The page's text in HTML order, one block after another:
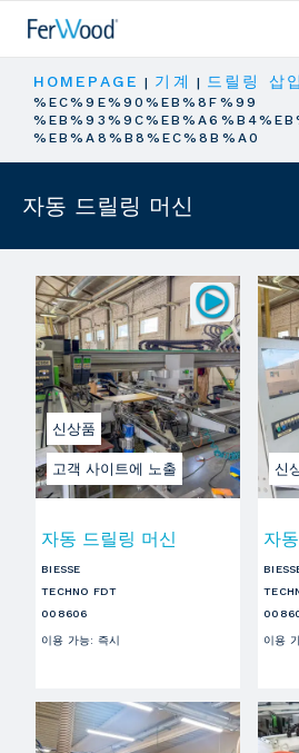
HOMEPAGE | 기계 | 드릴링 삽
%EC%9E%90%EB%8F%99
%EB%A8%B8%EC%8B%A0
자동 드릴링 머신
고객 사이트에 노출
신상품
자동 드릴링 머신
BIESSE
TECHNO FDT
008606
이용 가능: 즉시
신
자
이용